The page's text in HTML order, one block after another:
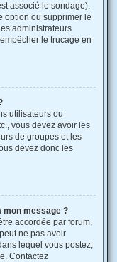
associé le sondage).
option ou supprimer le
administrateurs
le trucage en
utilisateurs ou
vous devez avoir les
de groupes et les
devez donc les
mon message ?
accordée par forum,
ne pas avoir
lequel vous postez,
Contactez